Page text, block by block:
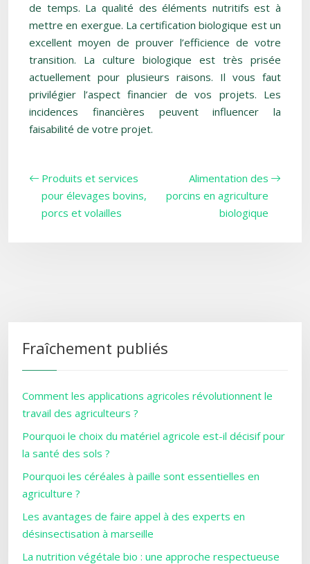
de temps. La qualité des éléments nutritifs est à
mettre en exergue. La certification biologique est un
excellent moyen de prouver l’efficience de votre
transition. La culture biologique est très prisée
actuellement pour plusieurs raisons. Il vous faut
privilégier l’aspect financier de vos projets. Les
incidences financières peuvent influencer la
faisabilité de votre projet.
Produits et services
pour élevages bovins,
porcs et volailles
Alimentation des
porcins en agriculture
biologique
Fraîchement publiés
Comment les applications agricoles révolutionnent le
travail des agriculteurs ?
Pourquoi le choix du matériel agricole est-il décisif pour
la santé des sols ?
Pourquoi les céréales à paille sont essentielles en
agriculture ?
Les avantages de faire appel à des experts en
désinsectisation à marseille
La nutrition végétale bio : une approche respectueuse